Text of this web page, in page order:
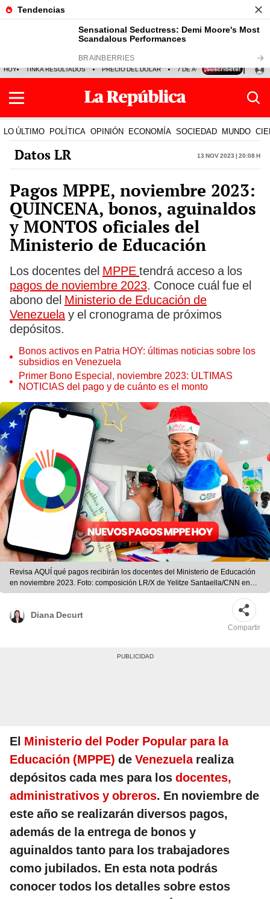
HOY TINKA RESULTADOS PRECIO DEL DÓLAR 7 DE AGOSTO OLLANTA
LO ÚLTIMO POLÍTICA OPINIÓN ECONOMÍA SOCIEDAD MUNDO
Datos LR 13 Nov 2023 | 20:08 h
Pagos MPPE, noviembre 2023:
QUINCENA, bonos, aguinaldos
y MONTOS oficiales del
Ministerio de Educación
Los docentes del MPPE tendrá acceso a los
pagos de noviembre 2023. Conoce cuál fue el
abono del Ministerio de Educación de
Venezuelay el cronograma de próximos
depósitos.
Bonos activos en Patria HOY: últimas noticias sobre los
subsidios en Venezuela
Primer Bono Especial, noviembre 2023: ÚLTIMAS
NOTICIAS del pago y de cuánto es el monto
Revisa AQUÍ qué pagos recibirán los docentes del Ministerio de Educación
en noviembre 2023. Foto: composición LR/X de Yelitze Santaella/CNN en
Español/MPPE/Freepik
Diana Decurt
Compartir
El Ministerio del Poder Popular para la
Educación (MPPE) de Venezuelarealiza
depósitos cada mes para los docentes,
administrativos y obreros. En noviembre de
este año se realizarán diversos pagos,
además de la entrega de bonos y
aguinaldos tanto para los trabajadores
como jubilados. En esta nota podrás
conocer todos los detalles sobre estos